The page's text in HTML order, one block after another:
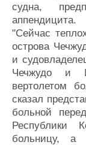
судна,
аппендицита.
"Сейчас
острова
и
Чечжудо и
вертолетом
сказал
больной
Республики
больницу, а